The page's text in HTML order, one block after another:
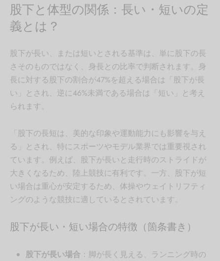
股下と体型の関係：長い・短いの定
義とは？
股下が長い、または短いとされる基準は、単に股下の長
さそのものではなく、身長との比率で判断されます。身
長に対する股下の割合が47%を超える場合は「股下が長
い」とされ、逆に46%未満である場合は「短い」と考え
られます。
「股下の長短は、美的な印象や運動能力にも影響を与え
る」とされ、特にスポーツやモデル業界では重要視され
ています。例えば、股下が長いと走行時のストライドが
大きくなるため、陸上競技に有利です。一方、股下が短
い場合は重心が安定するため、体操やウェイトリフティ
ングのような競技に適しているとされています。
股下が長い・短い場合の特徴（箇条書き）
股下が長い場合：脚が長く見える、ランニング時の